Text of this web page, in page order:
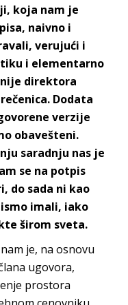
koja nam je
naivno i
verujući i
i elementarno
direktora
Dodata
verzije
obavešteni.
saradnju nas je
se na potpis
do sada ni kao
imali, iako
širom sveta.
je, na osnovu
ugovora,
prostora